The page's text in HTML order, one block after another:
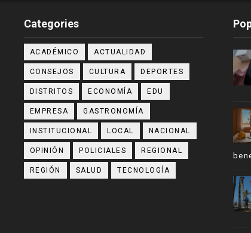
Categories
ACADÉMICO ACTUALIDAD
CONSEJOS CULTURA DEPORTES
DISTRITOS ECONOMÍA EDU
EMPRESA GASTRONOMÍA
INSTITUCIONAL LOCAL NACIONAL
OPINIÓN POLICIALES REGIONAL
REGIÓN SALUD TECNOLOGÍA